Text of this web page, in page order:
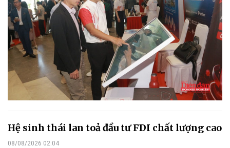
Hệ sinh thái lan toả đầu tư FDI chất lượng cao
08/08/2026 02:04